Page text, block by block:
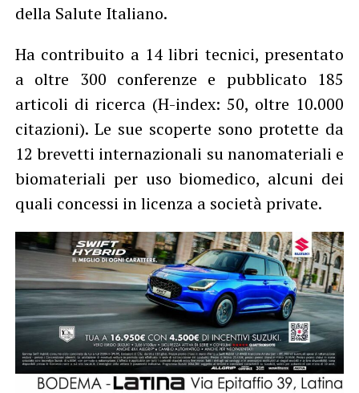
della Salute Italiano.
Ha contribuito a 14 libri tecnici, presentato
a oltre 300 conferenze e pubblicato 185
articoli di ricerca (H-index: 50, oltre 10.000
citazioni). Le sue scoperte sono protette da
12 brevetti internazionali su nanomateriali e
biomateriali per uso biomedico, alcuni dei
quali concessi in licenza a società private.